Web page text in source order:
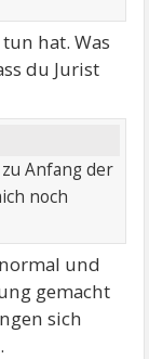
hat. Was
du Jurist
Anfang der
noch
und
gemacht
sich